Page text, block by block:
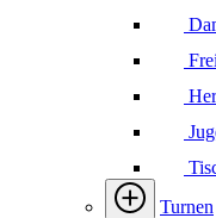
Turnen